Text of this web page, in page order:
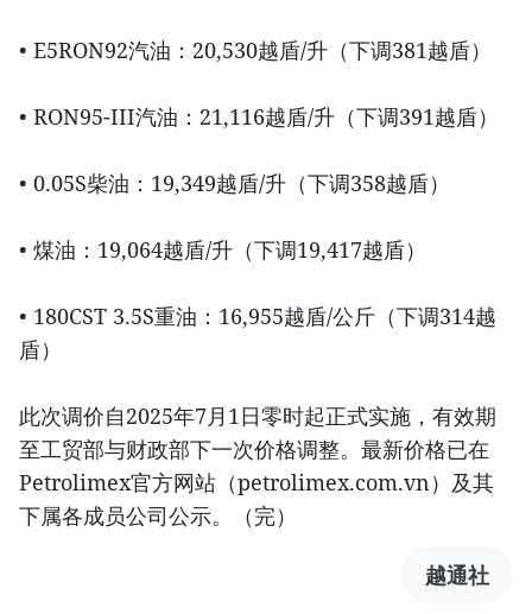
• E5RON92汽油：20,530越盾/升（下调381越盾）
• RON95-III汽油：21,116越盾/升（下调391越盾）
• 0.05S柴油：19,349越盾/升（下调358越盾）
• 煤油：19,064越盾/升（下调19,417越盾）
• 180CST 3.5S重油：16,955越盾/公斤（下调314越
盾）
此次调价自2025年7月1日零时起正式实施，有效期
至工贸部与财政部下一次价格调整。最新价格已在
Petrolimex官方网站（petrolimex.com.vn）及其
下属各成员公司公示。（完）
越通社